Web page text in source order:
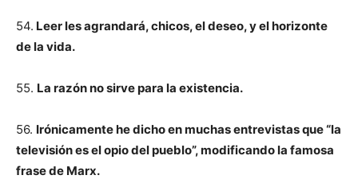
54. Leer les agrandará, chicos, el deseo, y el horizonte
de la vida.
55. La razón no sirve para la existencia.
56. Irónicamente he dicho en muchas entrevistas que “la
televisión es el opio del pueblo”, modificando la famosa
frase de Marx.